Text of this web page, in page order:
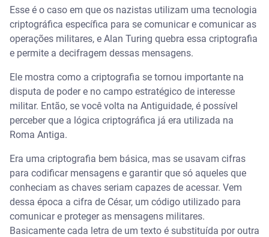
Esse é o caso em que os nazistas utilizam uma tecnologia
criptográfica específica para se comunicar e comunicar as
operações militares, e Alan Turing quebra essa criptografia
e permite a decifragem dessas mensagens.
Ele mostra como a criptografia se tornou importante na
disputa de poder e no campo estratégico de interesse
militar. Então, se você volta na Antiguidade, é possível
perceber que a lógica criptográfica já era utilizada na
Roma Antiga.
Era uma criptografia bem básica, mas se usavam cifras
para codificar mensagens e garantir que só aqueles que
conheciam as chaves seriam capazes de acessar. Vem
dessa época a cifra de César, um código utilizado para
comunicar e proteger as mensagens militares.
Basicamente cada letra de um texto é substituída por outra